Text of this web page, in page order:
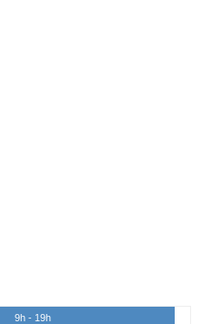
9h - 19h